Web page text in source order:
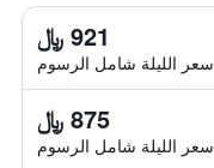
921 ﷼
سعر الليلة شامل الرسوم
875 ﷼
سعر الليلة شامل الرسوم